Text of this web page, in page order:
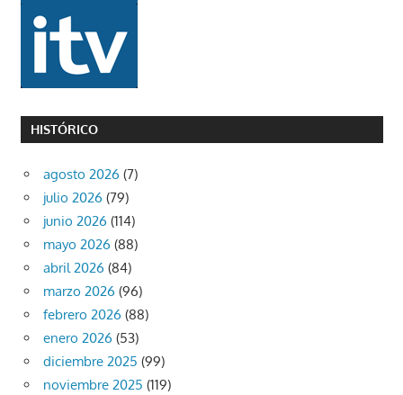
HISTÓRICO
agosto 2026 (7)
julio 2026 (79)
junio 2026 (114)
mayo 2026 (88)
abril 2026 (84)
marzo 2026 (96)
febrero 2026 (88)
enero 2026 (53)
diciembre 2025 (99)
noviembre 2025 (119)